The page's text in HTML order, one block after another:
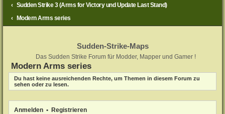
Sudden Strike 3 (Arms for Victory und Update Last Stand)
Modern Arms series
Sudden-Strike-Maps
Das Sudden Strike Forum für Modder, Mapper und Gamer !
Modern Arms series
Du hast keine ausreichenden Rechte, um Themen in diesem Forum zu
sehen oder zu lesen.
Anmelden • Registrieren